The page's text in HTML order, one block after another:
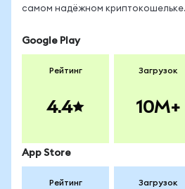
самом надёжном криптокошельке.
Google Play
Рейтинг
4.4
Загрузок
10M+
App Store
Рейтинг Загрузок